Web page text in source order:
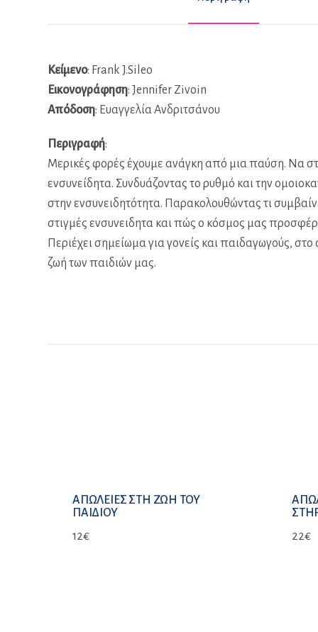
Κείμενο: Frank J.Sileo
Εικονογράφηση: Jennifer Zivoin
Απόδοση: Ευαγγελία Ανδριτσάνου
Περιγραφή:
Μερικές φορές έχουμε ανάγκη από μια παύση. Να
ενσυνείδητα. Συνδυάζοντας το ρυθμό και την
στην ενσυνειδητότητα. Παρακολουθώντας τι
στιγμές ενσυνειδητα και πώς ο κόσμος μας
Περιέχει σημείωμα για γονείς και παιδαγωγούς,
ζωή των παιδιών μας.
ΑΠΩΛΕΙΕΣ ΣΤΗ ΖΩΗ ΤΟΥ
ΠΑΙΔΙΟΥ
12€
22€